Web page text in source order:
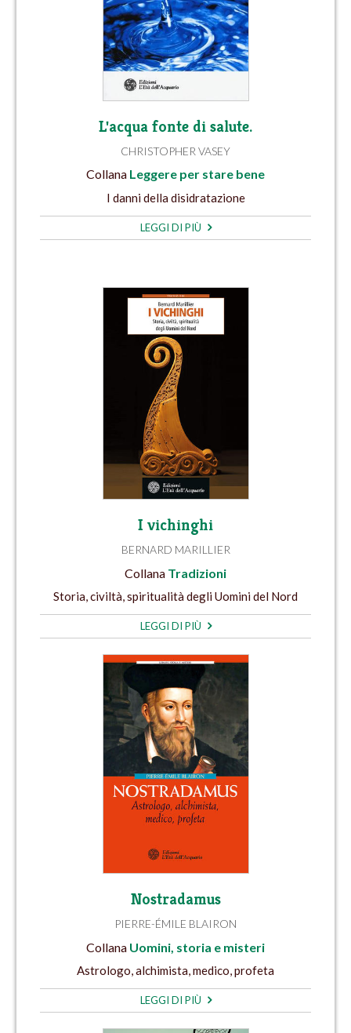
L'acqua fonte di salute.
CHRISTOPHER VASEY
Collana Leggere per stare bene
I danni della disidratazione
LEGGI DI PIÙ
I vichinghi
BERNARD MARILLIER
Collana Tradizioni
Storia, civiltà, spiritualità degli Uomini del Nord
LEGGI DI PIÙ
Nostradamus
PIERRE-ÉMILE BLAIRON
Collana Uomini, storia e misteri
Astrologo, alchimista, medico, profeta
LEGGI DI PIÙ